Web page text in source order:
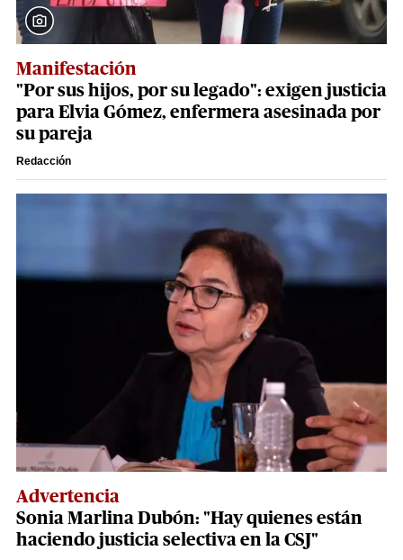
Manifestación
"Por sus hijos, por su legado": exigen justicia
para Elvia Gómez, enfermera asesinada por
su pareja
Redacción
Advertencia
Sonia Marlina Dubón: "Hay quienes están
haciendo justicia selectiva en la CSJ"